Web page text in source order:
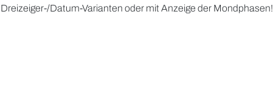
Dreizeiger-/Datum-Varianten oder mit Anzeige der Mondphasen!